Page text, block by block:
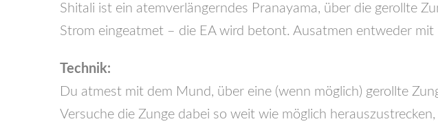
Shitali ist ein atemverlängerndes Pranayama, über die gerollte
Strom eingeatmet – die EA wird betont. Ausatmen entweder mit
Technik:
Du atmest mit dem Mund, über eine (wenn möglich) gerollte
Versuche die Zunge dabei so weit wie möglich